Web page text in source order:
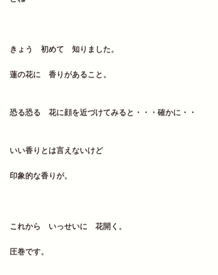
きょう 初めて 知りました。
蓮の花に 香りがあること。
恐る恐る 花に顔を近づけてみると・・・確かに・・
いい香りとは言えないけど
印象的な香りが。
これから いっせいに 花開く。
圧巻です。